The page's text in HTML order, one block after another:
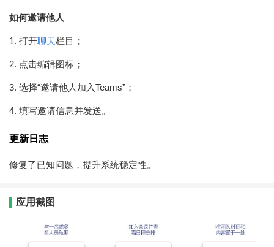
如何邀请他人
1. 打开聊天栏目；
2. 点击编辑图标；
3. 选择“邀请他人加入Teams”；
4. 填写邀请信息并发送。
更新日志
修复了已知问题，提升系统稳定性。
应用截图